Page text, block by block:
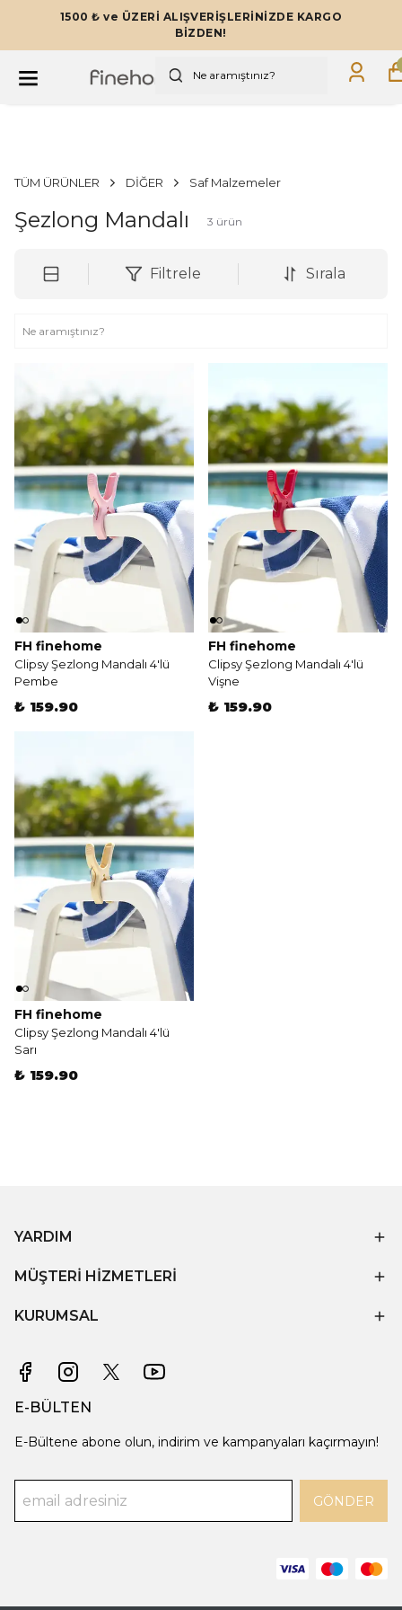
1500 ₺ ve ÜZERİ ALIŞVERİŞLERİNİZDE KARGO
BİZDEN!
TÜM ÜRÜNLER DİĞER Saf Malzemeler
Şezlong Mandalı 3 ürün
Filtrele Sırala
FH finehome
Clipsy Şezlong Mandalı 4'lü
Pembe
₺ 159.90
FH finehome
Clipsy Şezlong Mandalı 4'lü
Vişne
₺ 159.90
FH finehome
Clipsy Şezlong Mandalı 4'lü
Sarı
₺ 159.90
YARDIM
MÜŞTERİ HİZMETLERİ
KURUMSAL
E-BÜLTEN
E-Bültene abone olun, indirim ve kampanyaları kaçırmayın!
GÖNDER